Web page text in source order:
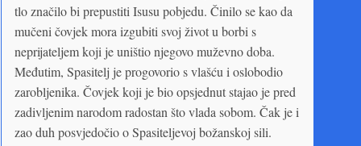
tlo značilo bi prepustiti Isusu pobjedu. Činilo se kao da
mučeni čovjek mora izgubiti svoj život u borbi s
neprijateljem koji je uništio njegovo muževno doba.
Međutim, Spasitelj je progovorio s vlašću i oslobodio
zarobljenika. Čovjek koji je bio opsjednut stajao je pred
zadivljenim narodom radostan što vlada sobom. Čak je i
zao duh posvjedočio o Spasiteljevoj božanskoj sili.